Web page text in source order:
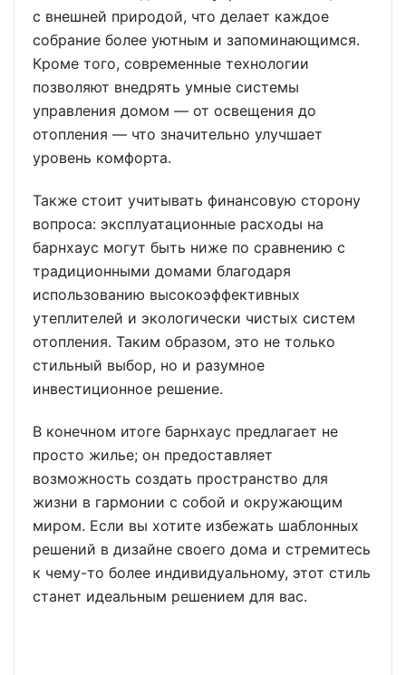
с внешней природой, что делает каждое
собрание более уютным и запоминающимся.
Кроме того, современные технологии
позволяют внедрять умные системы
управления домом — от освещения до
отопления — что значительно улучшает
уровень комфорта.
Также стоит учитывать финансовую сторону
вопроса: эксплуатационные расходы на
барнхаус могут быть ниже по сравнению с
традиционными домами благодаря
использованию высокоэффективных
утеплителей и экологически чистых систем
отопления. Таким образом, это не только
стильный выбор, но и разумное
инвестиционное решение.
В конечном итоге барнхаус предлагает не
просто жилье; он предоставляет
возможность создать пространство для
жизни в гармонии с собой и окружающим
миром. Если вы хотите избежать шаблонных
решений в дизайне своего дома и стремитесь
к чему-то более индивидуальному, этот стиль
станет идеальным решением для вас.